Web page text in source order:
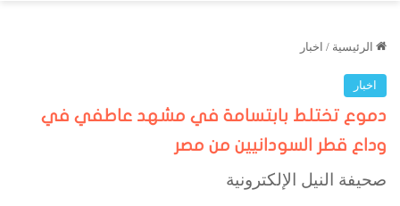
الرئيسية / اخبار
اخبار
دموع تختلط بابتسامة في مشهد عاطفي في
وداع قطر السودانيين من مصر
صحيفة النيل الإلكترونية